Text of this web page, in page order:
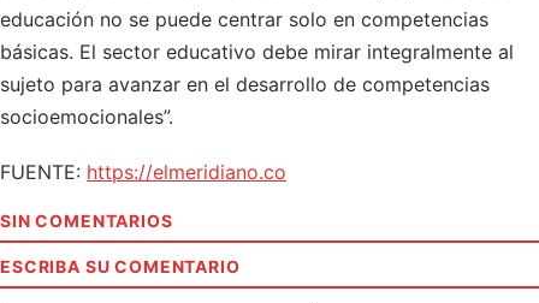
educación no se puede centrar solo en competencias
básicas. El sector educativo debe mirar integralmente al
sujeto para avanzar en el desarrollo de competencias
socioemocionales”.
FUENTE: https://elmeridiano.co
SIN COMENTARIOS
ESCRIBA SU COMENTARIO